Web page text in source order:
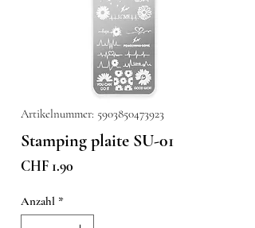
Artikelnummer: 5903850473923
Stamping plaite SU-01
CHF 1.90
Anzahl *